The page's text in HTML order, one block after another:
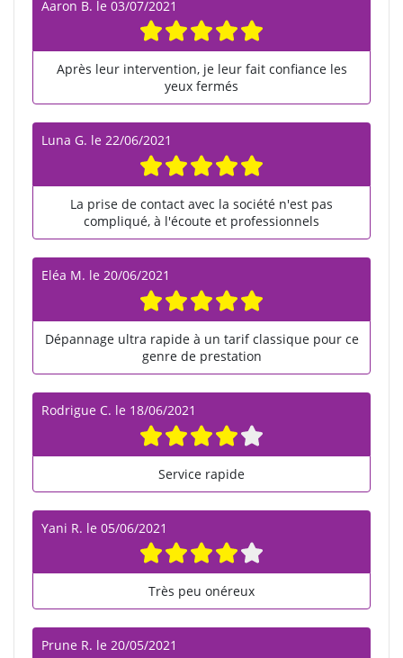
Aaron B. le 03/07/2021
Après leur intervention, je leur fait confiance les
yeux fermés
Luna G. le 22/06/2021
La prise de contact avec la société n'est pas
compliqué, à l'écoute et professionnels
Eléa M. le 20/06/2021
Dépannage ultra rapide à un tarif classique pour ce
genre de prestation
Rodrigue C. le 18/06/2021
Service rapide
Yani R. le 05/06/2021
Très peu onéreux
Prune R. le 20/05/2021